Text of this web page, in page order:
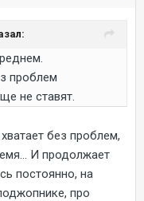
проблем
не ставят.
без проблем,
И продолжает
постоянно, на
про